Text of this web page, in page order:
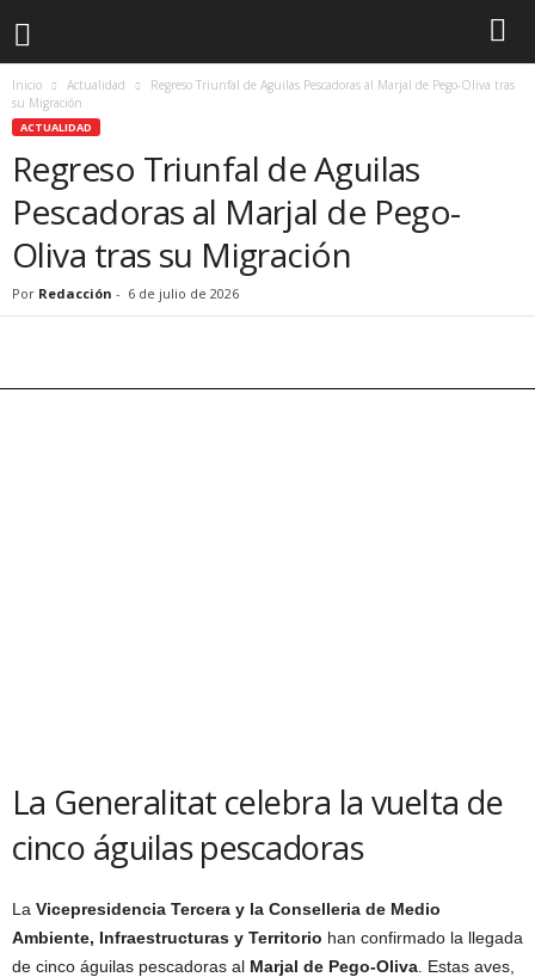
Inicio Actualidad
Regreso Triunfal de Aguilas Pescadoras al Marjal de Pego-Oliva tras
su Migración
ACTUALIDAD
Regreso Triunfal de Aguilas
Pescadoras al Marjal de Pego-
Oliva tras su Migración
Por Redacción - 6 de julio de 2026
La Generalitat celebra la vuelta de
cinco águilas pescadoras
La Vicepresidencia Tercera y la Conselleria de Medio
Ambiente, Infraestructuras y Territorio han confirmado la llegada
de cinco águilas pescadoras al Marjal de Pego-Oliva . Estas aves,